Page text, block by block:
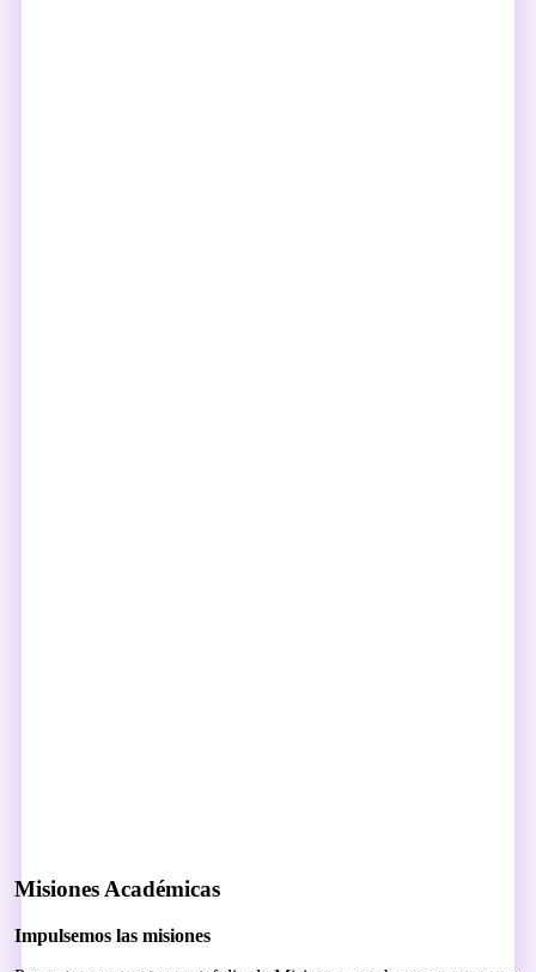
Misiones Académicas
Impulsemos las misiones